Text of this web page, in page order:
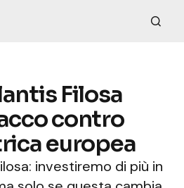
Filosa
contro
europea
investiremo di più in